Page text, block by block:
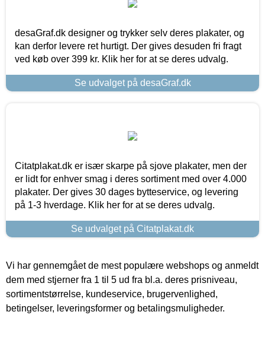
desaGraf.dk designer og trykker selv deres plakater, og
kan derfor levere ret hurtigt. Der gives desuden fri fragt
ved køb over 399 kr. Klik her for at se deres udvalg.
Se udvalget på desaGraf.dk
Citatplakat.dk er især skarpe på sjove plakater, men der
er lidt for enhver smag i deres sortiment med over 4.000
plakater. Der gives 30 dages bytteservice, og levering
på 1-3 hverdage. Klik her for at se deres udvalg.
Se udvalget på Citatplakat.dk
Vi har gennemgået de mest populære webshops og anmeldt
dem med stjerner fra 1 til 5 ud fra bl.a. deres prisniveau,
sortimentstørrelse, kundeservice, brugervenlighed,
betingelser, leveringsformer og betalingsmuligheder.